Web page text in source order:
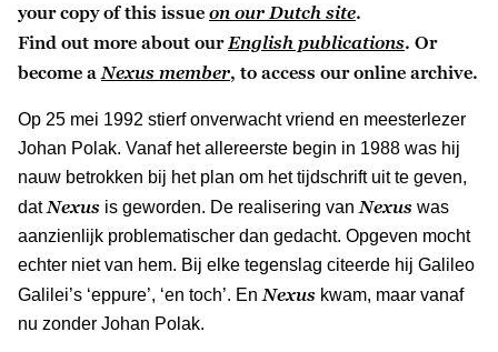
your copy of this issue on our Dutch site.
Find out more about our English publications. Or
become a Nexus member, to access our online archive.
Op 25 mei 1992 stierf onverwacht vriend en meesterlezer
Johan Polak. Vanaf het allereerste begin in 1988 was hij
nauw betrokken bij het plan om het tijdschrift uit te geven,
dat Nexus is geworden. De realisering van Nexus was
aanzienlijk problematischer dan gedacht. Opgeven mocht
echter niet van hem. Bij elke tegenslag citeerde hij Galileo
Galilei’s ‘eppure’, ‘en toch’. En Nexus kwam, maar vanaf
nu zonder Johan Polak.